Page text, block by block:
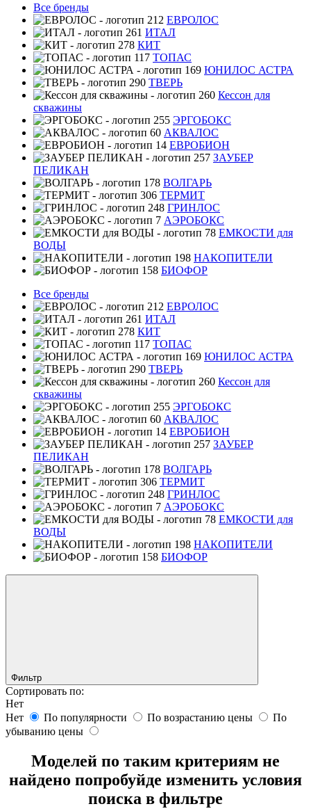
Все бренды
ЕВРОЛОС
ИТАЛ
КИТ
ТОПАС
ЮНИЛОС АСТРА
ТВЕРЬ
Кессон для
скважины
ЭРГОБОКС
АКВАЛОС
ЕВРОБИОН
ЗАУБЕР
ПЕЛИКАН
ВОЛГАРЬ
ТЕРМИТ
ГРИНЛОС
АЭРОБОКС
ЕМКОСТИ для
ВОДЫ
НАКОПИТЕЛИ
БИОФОР
Все бренды
ЕВРОЛОС
ИТАЛ
КИТ
ТОПАС
ЮНИЛОС АСТРА
ТВЕРЬ
Кессон для
скважины
ЭРГОБОКС
АКВАЛОС
ЕВРОБИОН
ЗАУБЕР
ПЕЛИКАН
ВОЛГАРЬ
ТЕРМИТ
ГРИНЛОС
АЭРОБОКС
ЕМКОСТИ для
ВОДЫ
НАКОПИТЕЛИ
БИОФОР
Фильтр
Сортировать по:
Нет
Нет
По популярности По возрастанию цены
По
убыванию цены
Моделей по таким критериям не
найдено попробуйде изменить условия
поиска в фильтре